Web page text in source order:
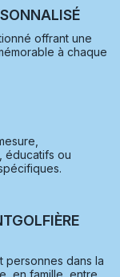
offrant une
à chaque
éducatifs ou
personnes dans la
en famille, entre